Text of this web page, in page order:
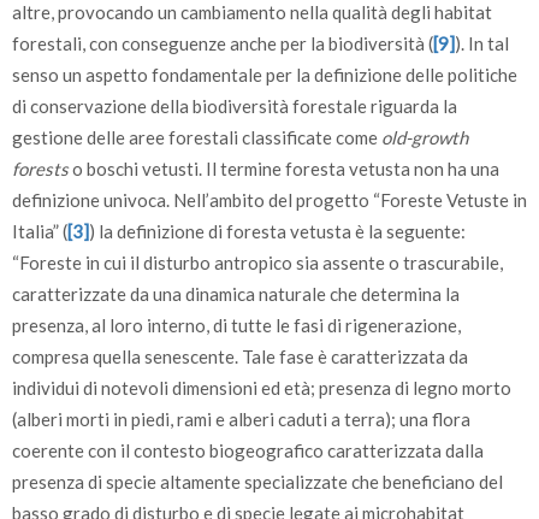
altre, provocando un cambiamento nella qualità degli habitat
forestali, con conseguenze anche per la biodiversità ([9]). In tal
senso un aspetto fondamentale per la definizione delle politiche
di conservazione della biodiversità forestale riguarda la
gestione delle aree forestali classificate come old-growth
forestso boschi vetusti. Il termine foresta vetusta non ha una
definizione univoca. Nell’ambito del progetto “Foreste Vetuste in
Italia” ([3]) la definizione di foresta vetusta è la seguente:
“Foreste in cui il disturbo antropico sia assente o trascurabile,
caratterizzate da una dinamica naturale che determina la
presenza, al loro interno, di tutte le fasi di rigenerazione,
compresa quella senescente. Tale fase è caratterizzata da
individui di notevoli dimensioni ed età; presenza di legno morto
(alberi morti in piedi, rami e alberi caduti a terra); una flora
coerente con il contesto biogeografico caratterizzata dalla
presenza di specie altamente specializzate che beneficiano del
basso grado di disturbo e di specie legate ai microhabitat